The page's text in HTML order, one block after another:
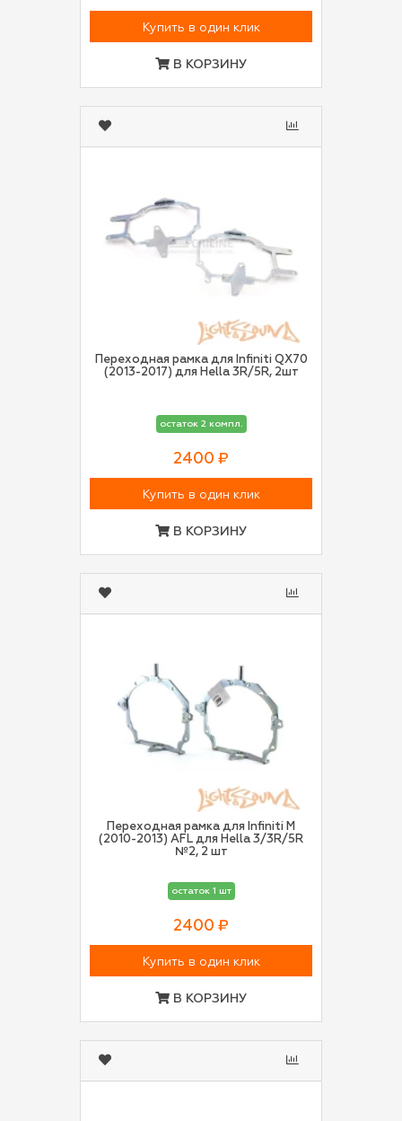
Купить в один клик
В КОРЗИНУ
Переходная рамка для Infiniti QX70
(2013-2017) для Hella 3R/5R, 2шт
остаток 2 компл.
2400 ₽
Купить в один клик
В КОРЗИНУ
Переходная рамка для Infiniti M
(2010-2013) AFL для Hella 3/3R/5R
№2, 2 шт
остаток 1 шт
2400 ₽
Купить в один клик
В КОРЗИНУ